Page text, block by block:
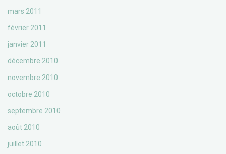
mars 2011
février 2011
janvier 2011
décembre 2010
novembre 2010
octobre 2010
septembre 2010
août 2010
juillet 2010